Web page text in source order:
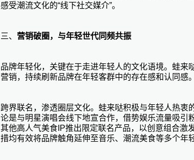
感受潮流文化的“线下社交媒介”。
三、 营销破圈 ， 与年轻世代同频共振
品牌年轻化，关键在于走进年轻人的文化语境。蛙来
营销，持续刷新品牌在年轻客群中的存在感和认同感。
跨界联名，渗透圈层文化。蛙来哒积极与年轻人热衷
论是与明星演唱会线下地宣合作，借势娱乐流量吸引
其他高人气美食 IP推出限定联名产品，以创意组合激
措均有效将品牌触角延伸至音乐、潮流美食等多个年